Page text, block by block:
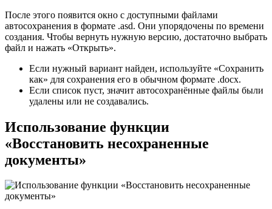
После этого появится окно с доступными файлами
автосохранения в формате .asd. Они упорядочены по времени
создания. Чтобы вернуть нужную версию, достаточно выбрать
файл и нажать «Открыть».
Если нужный вариант найден, используйте «Сохранить
как» для сохранения его в обычном формате .docx.
Если список пуст, значит автосохранённые файлы были
удалены или не создавались.
Использование функции
«Восстановить несохраненные
документы»